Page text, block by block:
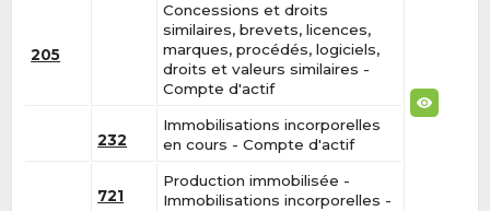
205
Concessions et droits
similaires, brevets, licences,
marques, procédés, logiciels,
droits et valeurs similaires -
Compte d'actif
232
Immobilisations incorporelles
en cours - Compte d'actif
721
Production immobilisée -
Immobilisations incorporelles -